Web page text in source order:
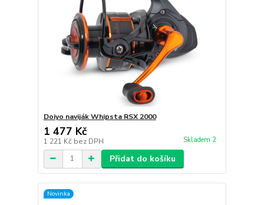
Doiyo naviják Whipsta RSX 2000
1 477 Kč
1 221 Kč bez DPH Skladem 2
Přidat do košíku
Novinka